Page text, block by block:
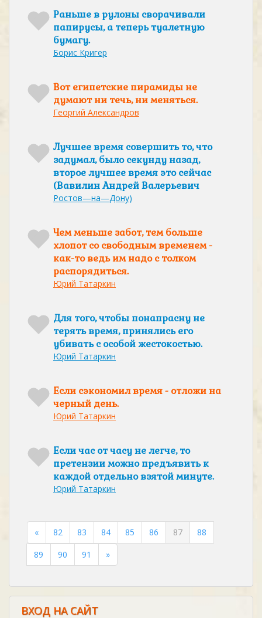
Раньше в рулоны сворачивали
папирусы, а теперь туалетную
бумагу.
Борис Кригер
Вот египетские пирамиды не
думают ни течь, ни меняться.
Георгий Александров
Лучшее время совершить то, что
задумал, было секунду назад,
второе лучшее время это сейчас
(Вавилин Андрей Валерьевич
Ростов—на—Дону)
Чем меньше забот, тем больше
хлопот со свободным временем -
как-то ведь им надо с толком
распорядиться.
Юрий Татаркин
Для того, чтобы понапрасну не
терять время, принялись его
убивать с особой жестокостью.
Юрий Татаркин
Если сэкономил время - отложи на
черный день.
Юрий Татаркин
Если час от часу не легче, то
претензии можно предъявить к
каждой отдельно взятой минуте.
Юрий Татаркин
« 82 83 84 85 86 87
88
89
90 91 »
ВХОД НА САЙТ